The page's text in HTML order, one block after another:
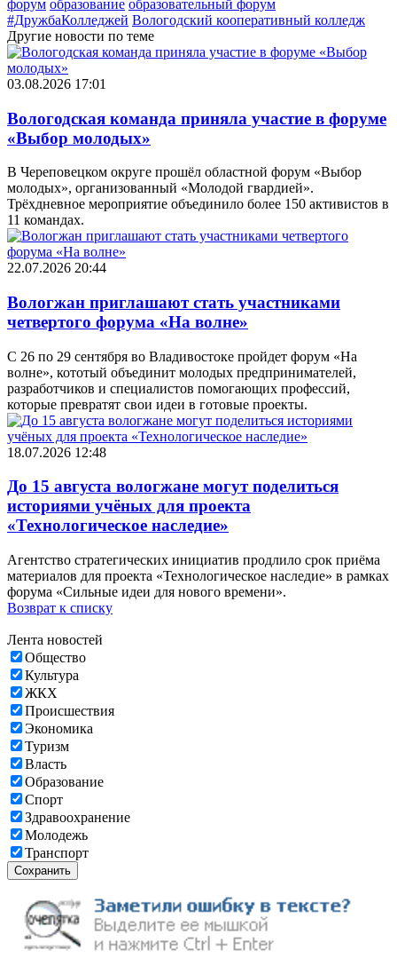
форум образование образовательный форум
#ДружбаКолледжей Вологодский кооперативный колледж
Другие новости по теме
03.08.2026 17:01
Вологодская команда приняла участие в форуме
«Выбор молодых»
В Череповецком округе прошёл областной форум «Выбор
молодых», организованный «Молодой гвардией».
Трёхдневное мероприятие объединило более 150 активистов в
11 командах.
22.07.2026 20:44
Вологжан приглашают стать участниками
четвертого форума «На волне»
С 26 по 29 сентября во Владивостоке пройдет форум «На
волне», кототый объединит молодых предпринимателей,
разработчиков и специалистов помогающих профессий,
которые превратят свои идеи в готовые проекты.
18.07.2026 12:48
До 15 августа вологжане могут поделиться
историями учёных для проекта
«Технологическое наследие»
Агентство стратегических инициатив продлило срок приёма
материалов для проекта «Технологическое наследие» в рамках
форума «Сильные идеи для нового времени».
Возврат к списку
Лента новостей
Общество
Культура
ЖКХ
Происшествия
Экономика
Туризм
Власть
Образование
Спорт
Здравоохранение
Молодежь
Транспорт
Сохранить